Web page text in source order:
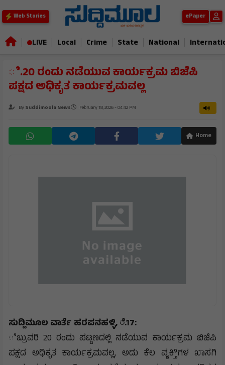
Web Stories ePaper
LIVE Local Crime State National
ೆ.20 ರಂದು ನಡೆಯುವ ಕಾರ್ಯಕ್ರಮ ಬಿಜೆಪಿ
ಪಕ್ಷದ ಅಧಿಕೃತ ಕಾರ್ಯಕ್ರಮವಲ್ಲ
BySuddimoola News February 18, 2026 - 04:42 PM
Home
ಸುದ್ದಿಮೂಲ ವಾರ್ತೆ ಹರಪನಹಳ್ಳಿ, ೆ.17:
ೆಬ್ರುವರಿ 20 ರಂದು ಪಟ್ಟಣದಲ್ಲಿ ನಡೆಯುವ ಕಾರ್ಯಕ್ರಮ ಬಿಜೆಪಿ
ಪಕ್ಷದ ಅಧಿಕೃತ ಕಾರ್ಯಕ್ರಮವಲ್ಲ, ಅದು ಕೆಲ ವ್ಯಕ್ತಿಿಗಳ ಖಾಸಗಿ